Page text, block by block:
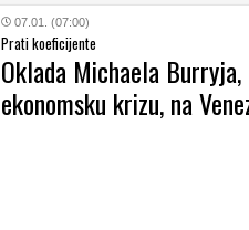
07.01. (07:00)
Prati koeficijente
Oklada Michaela
ekonomsku krizu, na